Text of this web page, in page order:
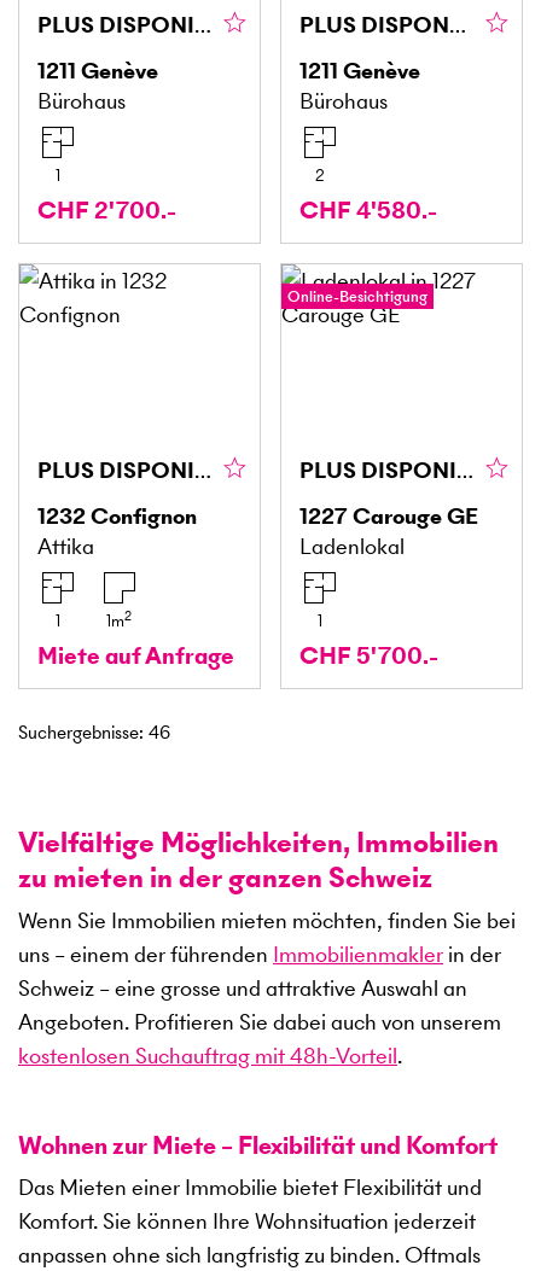
PLUS DISPONIBLE
1211 Genève
Bürohaus
1
CHF 2'700.-
PLUS DISPONBILE
1211 Genève
Bürohaus
2
CHF 4'580.-
PLUS DISPONIBLE
1232Confignon
Attika
1 1m2
Miete auf Anfrage
Online-Besichtigung
PLUS DISPONIBLE
1227Carouge GE
Ladenlokal
1
CHF 5'700.-
Suchergebnisse: 46
Vielfältige Möglichkeiten, Immobilien
zu mieten in der ganzen Schweiz
Wenn Sie Immobilien mieten möchten, finden Sie bei
uns – einem der führenden Immobilienmakler in der
Schweiz – eine grosse und attraktive Auswahl an
Angeboten. Profitieren Sie dabei auch von unserem
kostenlosen Suchauftrag mit 48h-Vorteil.
Wohnen zur Miete – Flexibilität und Komfort
Das Mieten einer Immobilie bietet Flexibilität und
Komfort. Sie können Ihre Wohnsituation jederzeit
anpassen ohne sich langfristig zu binden. Oftmals